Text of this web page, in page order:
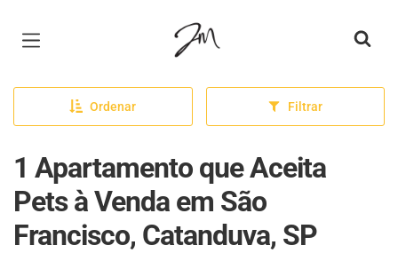
Página inicial
Ordenar Filtrar
1 Apartamento que Aceita
Pets à Venda em São
Francisco, Catanduva, SP